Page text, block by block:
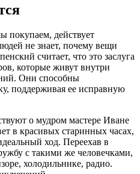
покупаем, действует
не знает, почему вещи
считает, что это заслуга
которые живут внутри
Они способны
поддерживая ее исправную
о мудром мастере Иване
в красивых старинных часах,
ход. Переехав в
с такими же человечками,
холодильнике, радио.